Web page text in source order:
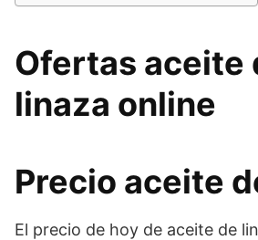
Ofertas aceite
linaza online
Precio aceite
El precio de hoy de aceite de